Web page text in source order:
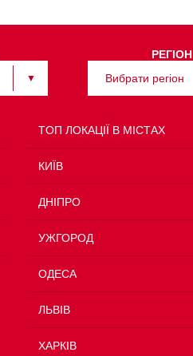
РЕГІОН
Вибрати регіон
TOП ЛОКАЦІЇ В МІСТАХ
КИЇВ
ДНІПРО
УЖГОРОД
ОДЕСА
ЛЬВІВ
ХАРКІВ